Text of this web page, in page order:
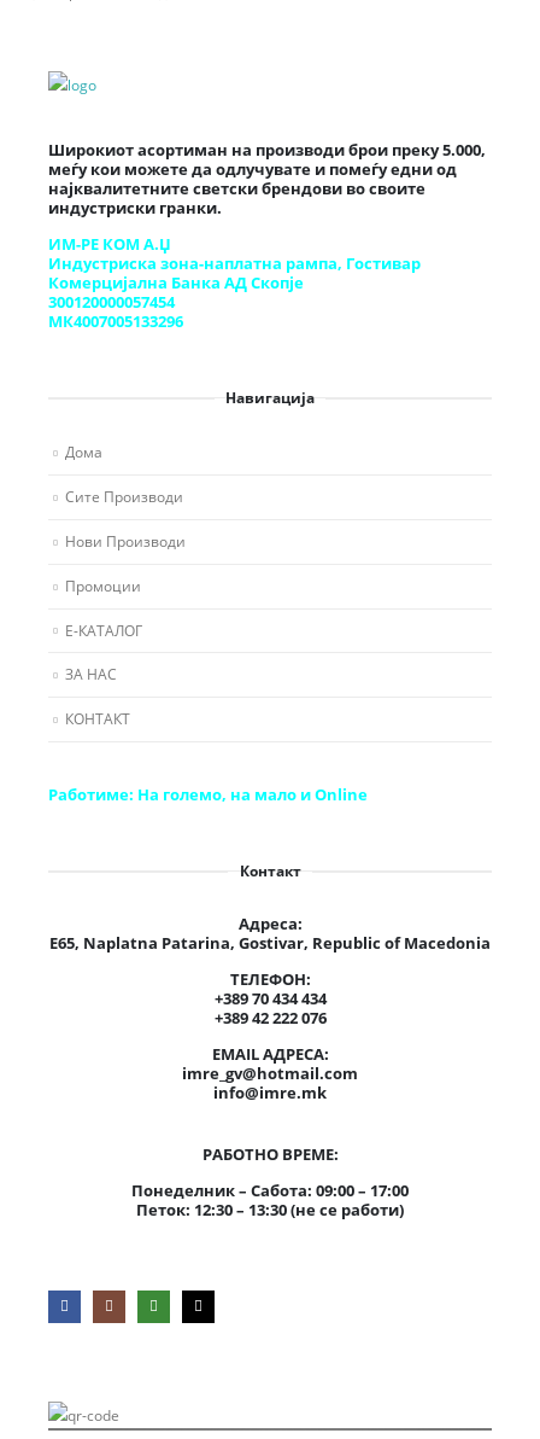
Широкиот асортиман на производи брои преку 5.000,
меѓу кои можете да одлучувате и помеѓу едни од
најквалитетните светски брендови во своите
индустриски гранки.
ИМ-РЕ КОМ А.Џ
Индустриска зона-наплатна рампа, Гостивар
Комерцијална Банка АД Скопје
300120000057454
МК4007005133296
Навигација
Дома
Сите Производи
Нови Производи
Промоции
Е-КАТАЛОГ
ЗА НАС
КОНТАКТ
Работиме: На големо, на мало и Online
Контакт
Адреса:
E65, Naplatna Patarina, Gostivar, Republic of Macedonia
ТЕЛЕФОН:
+389 70 434 434
+389 42 222 076
EMAIL АДРЕСА:
imre_gv@hotmail.com
info@imre.mk
РАБОТНО ВРЕМЕ:
Понеделник – Сабота: 09:00 – 17:00
Петок: 12:30 – 13:30 (не се работи)